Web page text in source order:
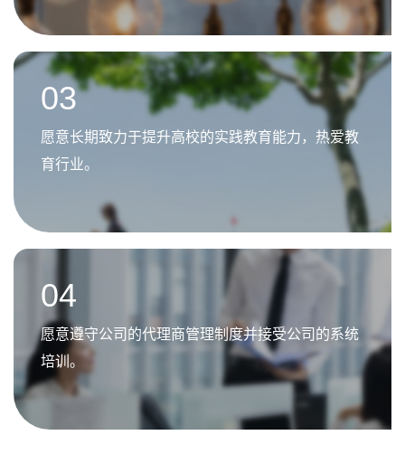
03
愿意长期致力于提升高校的实践教育能力，热爱教
育行业。
04
愿意遵守公司的代理商管理制度并接受公司的系统
培训。